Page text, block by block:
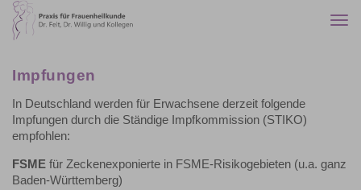
Impfungen
In Deutschland werden für Erwachsene derzeit folgende
Impfungen durch die Ständige Impfkommission (STIKO)
empfohlen:
FSME für Zeckenexponierte in FSME-Risikogebieten (u.a. ganz
Baden-Württemberg)